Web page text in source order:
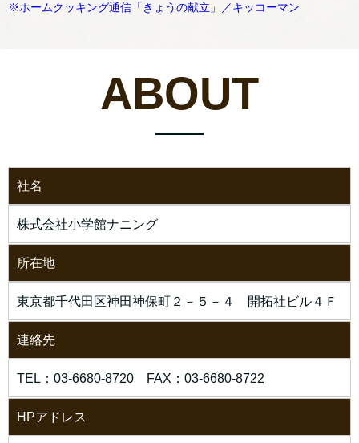
※ホームクッキング通信「きょうの献立」／キッコーマン
ABOUT
社名
株式会社小学館ナニング
所在地
東京都千代田区神田神保町２－５－４ 開拓社ビル４Ｆ
連絡先
TEL：03-6680-8720 FAX：03-6680-8722
HPアドレス